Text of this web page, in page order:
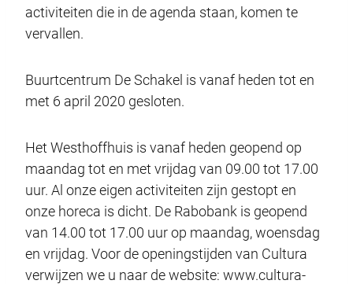
activiteiten die in de agenda staan, komen te
vervallen.
Buurtcentrum De Schakel is vanaf heden tot en
met 6 april 2020 gesloten.
Het Westhoffhuis is vanaf heden geopend op
maandag tot en met vrijdag van 09.00 tot 17.00
uur. Al onze eigen activiteiten zijn gestopt en
onze horeca is dicht. De Rabobank is geopend
van 14.00 tot 17.00 uur op maandag, woensdag
en vrijdag. Voor de openingstijden van Cultura
verwijzen we u naar de website: www.cultura-